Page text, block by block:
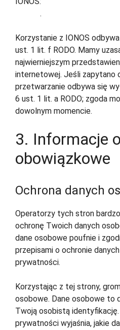
.
Korzystanie z IONOS
ust. 1 lit. f RODO. Mamy
najwierniejszym
internetowej. Jeśli zapytano
przetwarzanie odbywa się
6 ust. 1 lit. a RODO; zgoda
dowolnym momencie.
3. Informacje
obowiązkowe
Ochrona danych
Operatorzy tych stron
ochronę Twoich danych
dane osobowe poufnie i
przepisami o ochronie
prywatności.
Korzystając z tej strony,
osobowe. Dane osobowe to
Twoją osobistą
prywatności wyjaśnia, jakie